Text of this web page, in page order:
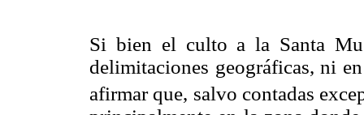
Si bien el culto a la Santa
delimitaciones geográficas, ni
afirmar que, salvo contadas